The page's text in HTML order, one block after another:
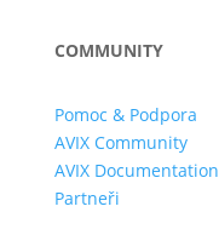
COMMUNITY
Pomoc & Podpora
AVIX Community
AVIX Documentation
Partneři